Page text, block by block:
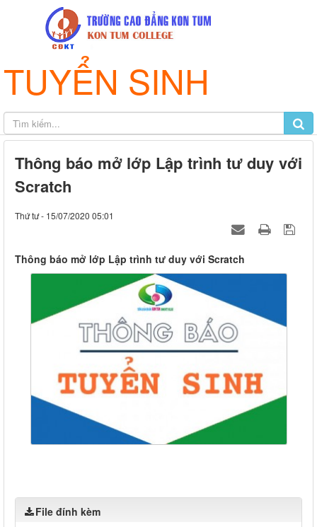
TUYỂN SINH
Thông báo mở lớp Lập trình tư duy với
Scratch
Thứ tư - 15/07/2020 05:01
Thông báo mở lớp Lập trình tư duy với Scratch
File đính kèm